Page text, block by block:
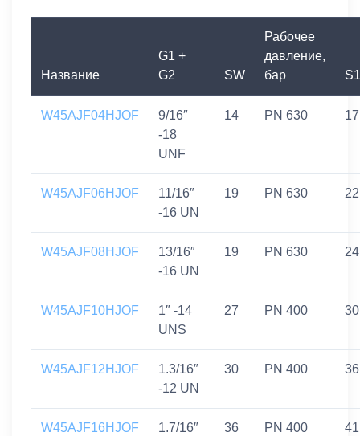
Название
G1 +
G2
SW
Рабочее
давление,
бар
S1
W45AJF04HJOF
9/16″
-18
UNF
14 PN 630 17
W45AJF06HJOF
11/16″
-16 UN
19 PN 630 22
W45AJF08HJOF
13/16″
-16 UN
19 PN 630 24
W45AJF10HJOF
1″ -14
UNS
27 PN 400 30
W45AJF12HJOF
1.3/16″
-12 UN
30 PN 400 36
W45AJF16HJOF
1.7/16″
36 PN 400 41